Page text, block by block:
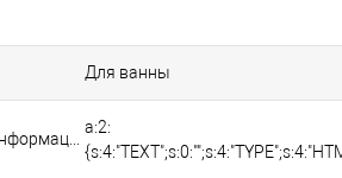
Для ванны
Дополнительная информация о товаре
a:2: